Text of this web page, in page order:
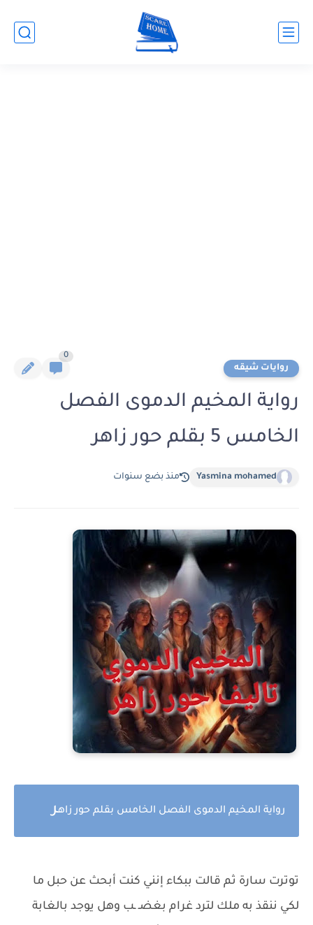
روايات شيقه
0
رواية المخيم الدموى الفصل
الخامس 5 بقلم حور زاهر
Yasmina mohamed منذ بضع سنوات
رواية المخيم الدموى الفصل الخامس بقلم حور زاهر
توترت سارة ثم قالت ببكاء إنني كنت أبحث عن حبل ما
لكي ننقذ به ملك لترد غرام بغضـ ـب وهل يوجد بالغابة